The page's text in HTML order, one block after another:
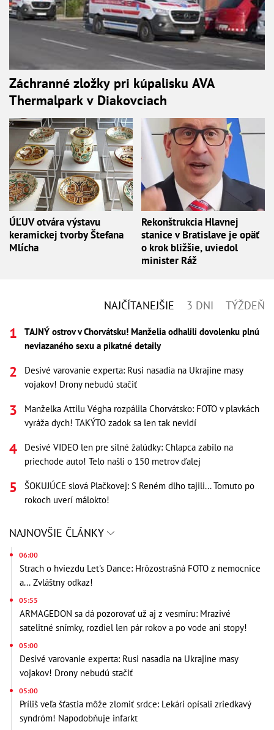
Záchranné zložky pri kúpalisku AVA
Thermalpark v Diakovciach
ÚĽUV otvára výstavu
keramickej tvorby Štefana
Mlícha
Rekonštrukcia Hlavnej
stanice v Bratislave je opäť
o krok bližšie, uviedol
minister Ráž
NAJČÍTANEJŠIE 3 DNI TÝŽDEŇ
TAJNÝ ostrov v Chorvátsku! Manželia odhalili dovolenku plnú
neviazaného sexu a pikatné detaily
Desivé varovanie experta: Rusi nasadia na Ukrajine masy
vojakov! Drony nebudú stačiť
Manželka Attilu Végha rozpálila Chorvátsko: FOTO v plavkách
vyráža dych! TAKÝTO zadok sa len tak nevidí
Desivé VIDEO len pre silné žalúdky: Chlapca zabilo na
priechode auto! Telo našli o 150 metrov ďalej
ŠOKUJÚCE slová Plačkovej: S Reném dlho tajili... Tomuto po
rokoch uverí málokto!
NAJNOVŠIE ČLÁNKY
06:00
Strach o hviezdu Let's Dance: Hrôzostrašná FOTO z nemocnice
a... Zvláštny odkaz!
05:55
ARMAGEDON sa dá pozorovať už aj z vesmíru: Mrazivé
satelitné snímky, rozdiel len pár rokov a po vode ani stopy!
05:00
Desivé varovanie experta: Rusi nasadia na Ukrajine masy
vojakov! Drony nebudú stačiť
05:00
Príliš veľa šťastia môže zlomiť srdce: Lekári opísali zriedkavý
syndróm! Napodobňuje infarkt